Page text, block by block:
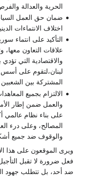
الحرية والعدالة
ضمان حق العمل
اختلاف الانتماءات
التأكيد على انتماء
علاقات التعاون معها،
والاقتصادية التي
لبنان،لتقوم على أسس
المشتركة بين الشعبين
الالتزام بجميع
والعمل ضمن إطار
على بناء نظام عالمي
المصالح، وعلى درء
والوقوف ضد جميع
ويرى الموقعون على هذا
فعل ضرورة لا تقبل
ضد أحد، بل تتطلب جهود